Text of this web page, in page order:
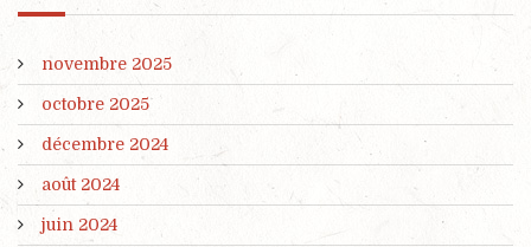
novembre 2025
octobre 2025
décembre 2024
août 2024
juin 2024